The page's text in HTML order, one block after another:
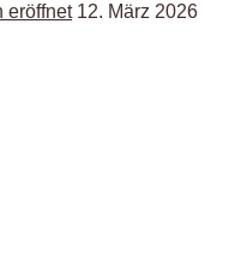
eröffnet 12. März 2026